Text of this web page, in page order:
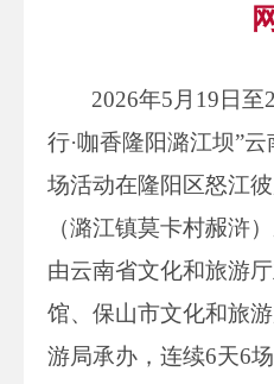
网
2026年5月19日至
行·咖香隆阳潞江坝”
场活动在隆阳区怒江
（潞江镇莫卡村赧浒
由云南省文化和旅游
馆、保山市文化和旅
游局承办，连续6天6